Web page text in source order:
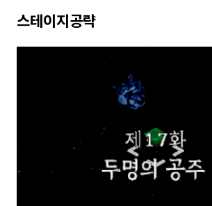
스테이지공략